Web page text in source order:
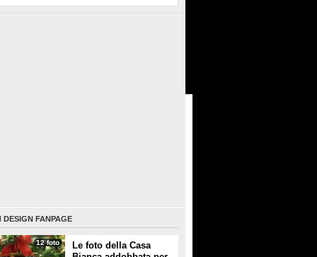
DESIGN FANPAGE
12 foto
Le foto della Casa